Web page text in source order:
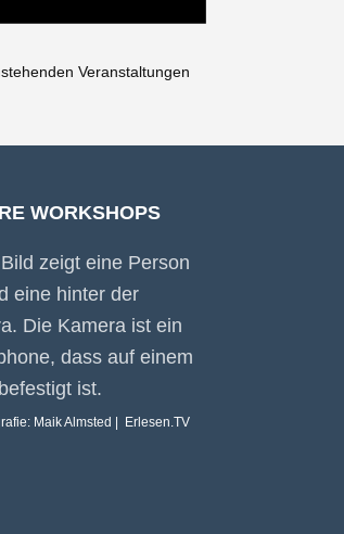
Veranstaltungen
WORKSHOPS
Maik Almsted | Erlesen.TV